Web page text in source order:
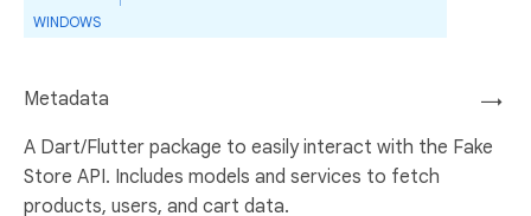
WINDOWS
→
Metadata
A Dart/Flutter package to easily interact with the Fake
Store API. Includes models and services to fetch
products, users, and cart data.